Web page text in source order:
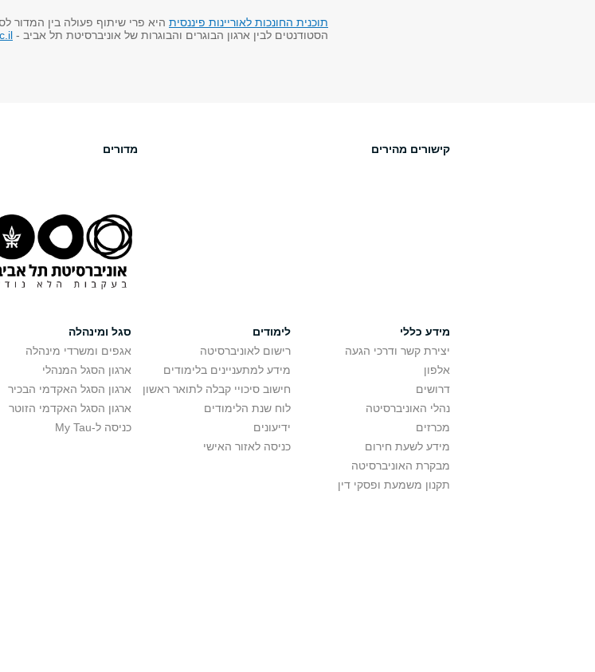
תוכנית החונכות לאוריינות פיננסית היא פרי שיתוף פעולה בין המדור
הסטודנטים לבין ארגון הבוגרים והבוגרות של אוניברסיטת תל אביב -
קישורים מהירים מדורים
מידע כללי
יצירת קשר ודרכי הגעה
אלפון
דרושים
נהלי האוניברסיטה
מכרזים
מידע לשעת חירום
מבקרת האוניברסיטה
תקנון משמעת ופסקי דין
לימודים
רישום לאוניברסיטה
מידע למתעניינים בלימודים
חישוב סיכויי קבלה לתואר ראשון
לוח שנת הלימודים
ידיעונים
כניסה לאזור האישי
סגל ומינהלה
אגפים ומשרדי מינהלה
ארגון הסגל המנהלי
ארגון הסגל האקדמי הבכיר
ארגון הסגל האקדמי הזוטר
כניסה ל-My Tau